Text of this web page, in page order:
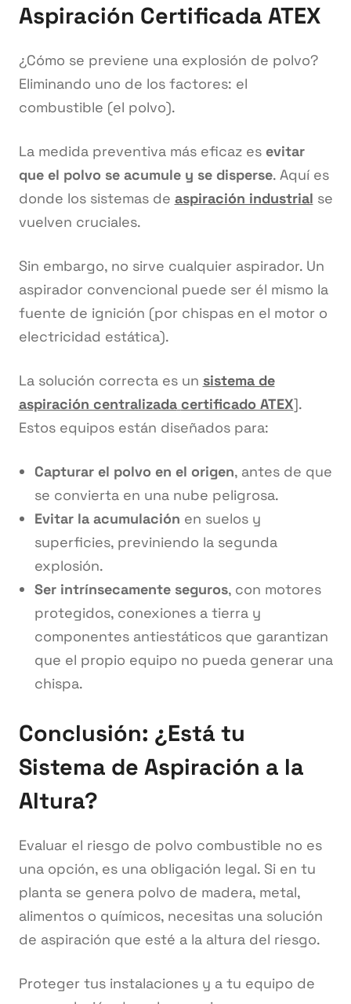
Aspiración Certificada ATEX
¿Cómo se previene una explosión de polvo?
Eliminando uno de los factores: el
combustible (el polvo).
La medida preventiva más eficaz es evitar
que el polvo se acumule y se disperse. Aquí es
donde los sistemas de aspiración industrial se
vuelven cruciales.
Sin embargo, no sirve cualquier aspirador. Un
aspirador convencional puede ser él mismo la
fuente de ignición (por chispas en el motor o
electricidad estática).
La solución correcta es un sistema de
aspiración centralizada certificado ATEX].
Estos equipos están diseñados para:
Capturar el polvo en el origen, antes de que
se convierta en una nube peligrosa.
Evitar la acumulación en suelos y
superficies, previniendo la segunda
explosión.
Ser intrínsecamente seguros, con motores
protegidos, conexiones a tierra y
componentes antiestáticos que garantizan
que el propio equipo no pueda generar una
chispa.
Conclusión: ¿Está tu
Sistema de Aspiración a la
Altura?
Evaluar el riesgo de polvo combustible no es
una opción, es una obligación legal. Si en tu
planta se genera polvo de madera, metal,
alimentos o químicos, necesitas una solución
de aspiración que esté a la altura del riesgo.
Proteger tus instalaciones y a tu equipo de